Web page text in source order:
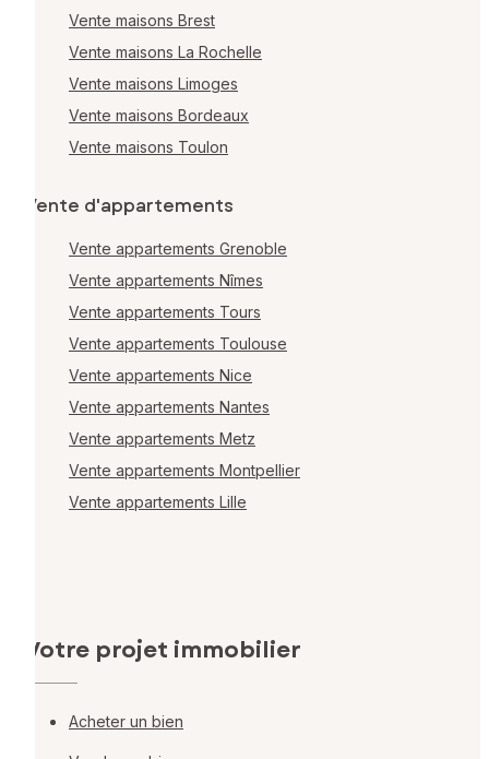
Vente maisons Brest
Vente maisons La Rochelle
Vente maisons Limoges
Vente maisons Bordeaux
Vente maisons Toulon
Vente d'appartements
Vente appartements Grenoble
Vente appartements Nîmes
Vente appartements Tours
Vente appartements Toulouse
Vente appartements Nice
Vente appartements Nantes
Vente appartements Metz
Vente appartements Montpellier
Vente appartements Lille
Votre projet immobilier
Acheter un bien